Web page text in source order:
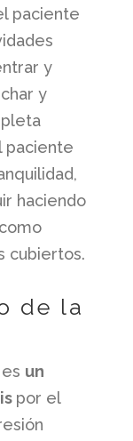
paciente
y
y
paciente
haciendo
cubiertos.
de la
un
por el